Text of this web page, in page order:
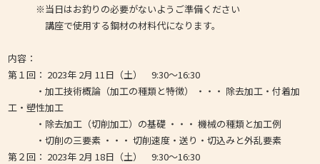
※当日はお釣りの必要がないようご準備ください
講座で使用する鋼材の材料代になります。
内容：
第１回： 2023年 2月 11日（土） 9:30〜16:30
・加工技術概論（加工の種類と特徴） ・・・ 除去加工・付着加
工・塑性加工
・除去加工（切削加工）の基礎 ・・・ 機械の種類と加工例
・切削の三要素 ・・・ 切削速度・送り・切込みと外乱要素
第２回： 2023年 2月 18日（土） 9:30〜16:30